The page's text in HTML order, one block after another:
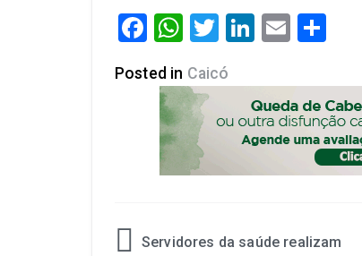
Facebook
WhatsApp
Twitter
LinkedIn
Email
Posted in Caicó
Servidores da saúde realizam